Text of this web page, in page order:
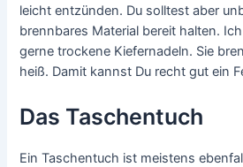
leicht entzünden. Du solltest aber
brennbares Material bereit halten.
gerne trockene Kiefernadeln. Sie
heiß. Damit kannst Du recht gut ein
Das Taschentuch
Ein Taschentuch ist meistens